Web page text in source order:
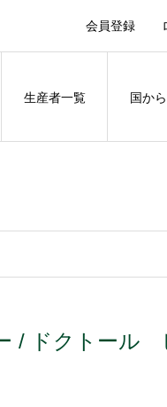
会員登録
生産者一覧 国か
/ ドクトール